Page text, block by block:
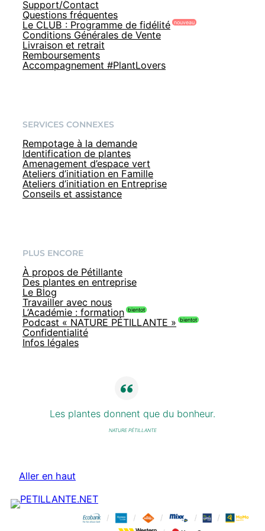
Support/Contact
Questions fréquentes
Le CLUB : Programme de fidélité
Conditions Générales de Vente
Livraison et retrait
Remboursements
Accompagnement #PlantLovers
SERVICES CONNEXES
Rempotage à la demande
Identification de plantes
Amenagement d’espace vert
Ateliers d’initiation en Famille
Ateliers d’initiation en Entreprise
Conseils et assistance
PLUS ENCORE
À propos de Pétillante
Des plantes en entreprise
Le Blog
Travailler avec nous
L’Académie : formation
Podcast « NATURE PÉTILLANTE »
Confidentialité
Infos légales
Les plantes donnent que du bonheur.
NATURE PÉTILLANTE
Aller en haut